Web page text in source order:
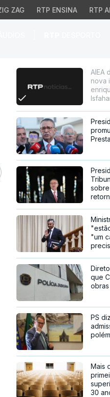
ZAG RTP ENSINA RTP
deAIEA
nova
"um
que
PS
Mais
30